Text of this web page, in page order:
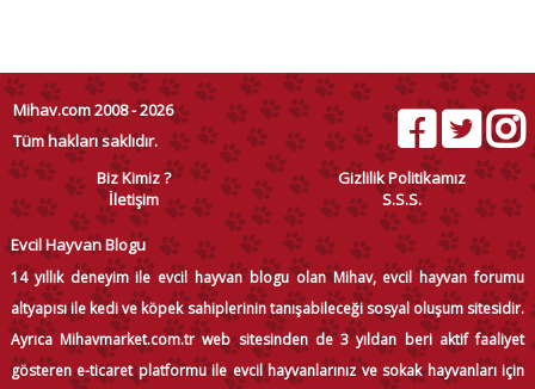
Mihav.com 2008 - 2026
Tüm hakları saklıdır.
Biz Kimiz ?
Gizlilik Politikamız
İletişim
S.S.S.
Evcil Hayvan Blogu
14 yıllık deneyim ile evcil hayvan blogu olan Mihav, evcil hayvan forumu
altyapısı ile kedi ve köpek sahiplerinin tanışabileceği sosyal oluşum sitesidir.
Ayrıca Mihavmarket.com.tr web sitesinden de 3 yıldan beri aktif faaliyet
gösteren e-ticaret platformu ile evcil hayvanlarınız ve sokak hayvanları için